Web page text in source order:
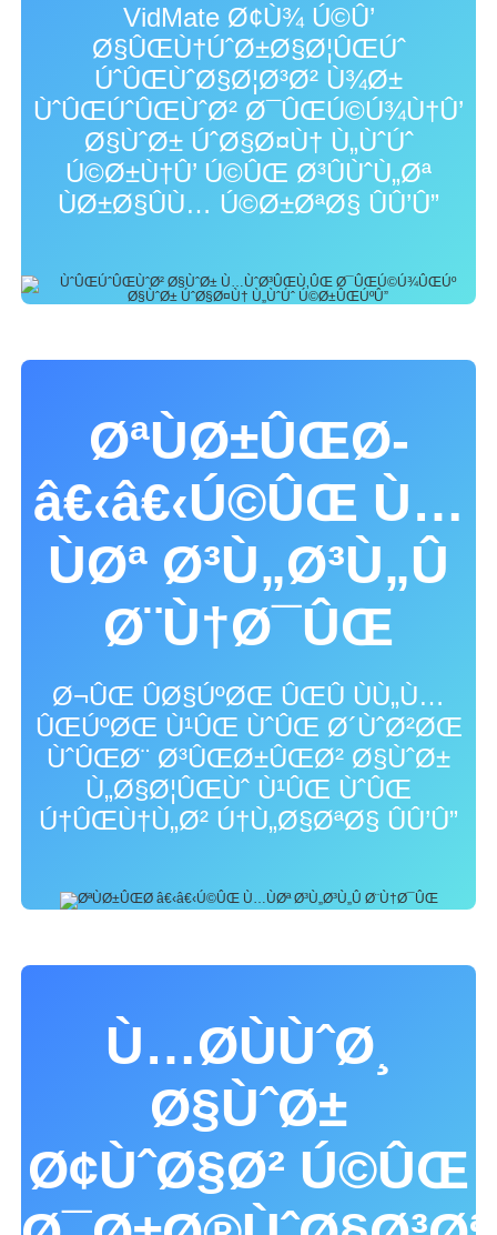
VidMate Ø¢Ù¾ Ú©Û’
Ø§ÛŒÙ†ÚˆØ±Ø§Ø¦ÛŒÚˆ
ÚˆÛŒÙˆØ§Ø¦Ø³Ø² Ù¾Ø±
ÙˆÛŒÚˆÛŒÙˆØ² Ø¯ÛŒÚ©Ú¾Ù†Û’
Ø§ÙˆØ± ÚˆØ§Ø¤Ù† Ù„ÙˆÚˆ
Ú©Ø±Ù†Û’ Ú©ÛŒ Ø³ÛÙˆÙ„Øª
ÙØ±Ø§ÛÙ… Ú©Ø±ØªØ§ ÛÛ’Û”
ØªÙØ±ÛŒØ­
â€‹â€‹Ú©ÛŒ Ù…
ÙØª Ø³Ù„Ø³Ù„Û
Ø¨Ù†Ø¯ÛŒ
Ø¬ÛŒ ÛØ§ÚºØŒ ÛŒÛ ÙÙ„Ù…
ÛŒÚºØŒ Ù¹ÛŒ ÙˆÛŒ Ø´ÙˆØ²ØŒ
ÙˆÛŒØ¨ Ø³ÛŒØ±ÛŒØ² Ø§ÙˆØ±
Ù„Ø§Ø¦ÛŒÙˆ Ù¹ÛŒ ÙˆÛŒ
Ú†ÛŒÙ†Ù„Ø² Ú†Ù„Ø§ØªØ§ ÛÛ’Û”
Ù…Ø­ÙÙˆØ¸
Ø§ÙˆØ±
Ø¢ÙˆØ§Ø² Ú©ÛŒ